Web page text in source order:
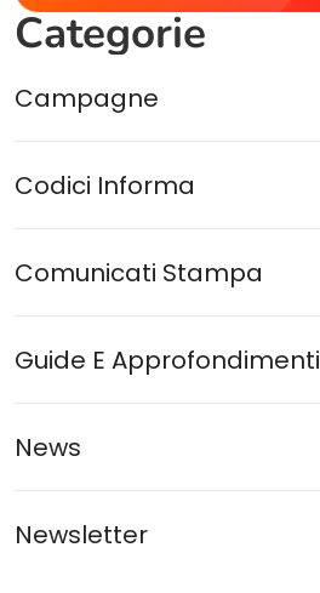
Categorie
Campagne
Codici Informa
Comunicati Stampa
Guide E Approfondimenti
News
Newsletter